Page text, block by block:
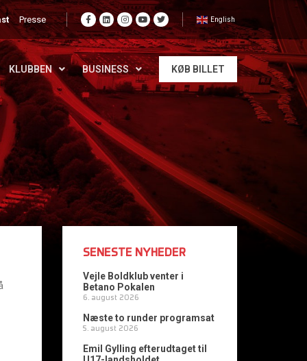
Presse English
KLUBBEN BUSINESS KØB BILLET
SENESTE NYHEDER
Vejle Boldklub venter i
Betano Pokalen
6. august 2026
Næste to runder programsat
5. august 2026
Emil Gylling efterudtaget til